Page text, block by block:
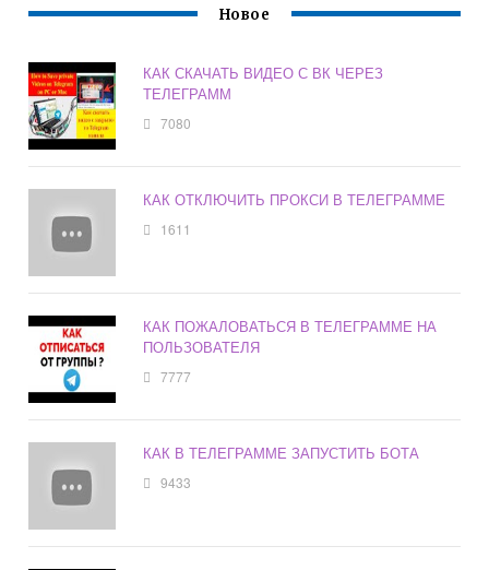
Новое
КАК СКАЧАТЬ ВИДЕО С ВК ЧЕРЕЗ
ТЕЛЕГРАММ
7080
КАК ОТКЛЮЧИТЬ ПРОКСИ В ТЕЛЕГРАММЕ
1611
КАК ПОЖАЛОВАТЬСЯ В ТЕЛЕГРАММЕ НА
ПОЛЬЗОВАТЕЛЯ
7777
КАК В ТЕЛЕГРАММЕ ЗАПУСТИТЬ БОТА
9433